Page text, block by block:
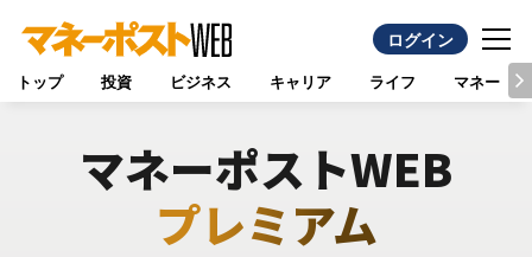
ログイン
トップ 投資 ビジネス キャリア ライフ マネー
マネーポストWEB
プレミアム